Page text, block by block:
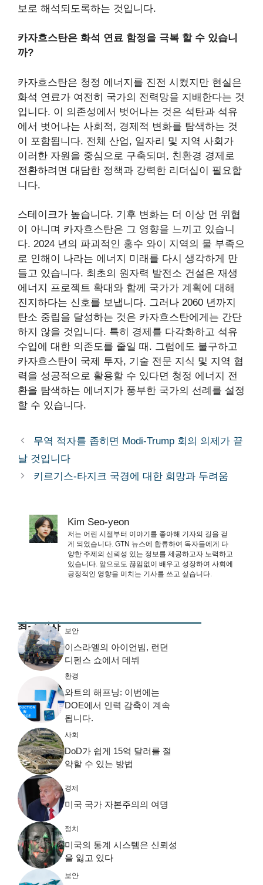
보로 해석되도록하는 것입니다.
카자흐스탄은 화석 연료 함정을 극복 할 수 있습니
까?
카자흐스탄은 청정 에너지를 진전 시켰지만 현실은
화석 연료가 여전히 국가의 전력망을 지배한다는 것
입니다. 이 의존성에서 벗어나는 것은 석탄과 석유
에서 벗어나는 사회적, 경제적 변화를 탐색하는 것
이 포함됩니다. 전체 산업, 일자리 및 지역 사회가
이러한 자원을 중심으로 구축되며, 친환경 경제로
전환하려면 대담한 정책과 강력한 리더십이 필요합
니다.
스테이크가 높습니다. 기후 변화는 더 이상 먼 위협
이 아니며 카자흐스탄은 그 영향을 느끼고 있습니
다. 2024 년의 파괴적인 홍수 와이 지역의 물 부족으
로 인해이 나라는 에너지 미래를 다시 생각하게 만
들고 있습니다. 최초의 원자력 발전소 건설은 재생
에너지 프로젝트 확대와 함께 국가가 계획에 대해
진지하다는 신호를 보냅니다. 그러나 2060 년까지
탄소 중립을 달성하는 것은 카자흐스탄에게는 간단
하지 않을 것입니다. 특히 경제를 다각화하고 석유
수입에 대한 의존도를 줄일 때. 그럼에도 불구하고
카자흐스탄이 국제 투자, 기술 전문 지식 및 지역 협
력을 성공적으로 활용할 수 있다면 청정 에너지 전
환을 탐색하는 에너지가 풍부한 국가의 선례를 설정
할 수 있습니다.
무역 적자를 좁히면 Modi-Trump 회의 의제가 끝
날 것입니다
키르기스-타지크 국경에 대한 희망과 두려움
Kim Seo-yeon
저는 어린 시절부터 이야기를 좋아해 기자의 길을 걷
게 되었습니다. GTN 뉴스에 합류하여 독자들에게 다
양한 주제의 신뢰성 있는 정보를 제공하고자 노력하고
있습니다. 앞으로도 끊임없이 배우고 성장하여 사회에
긍정적인 영향을 미치는 기사를 쓰고 싶습니다.
최근 기사 보안
이스라엘의 아이언빔, 런던
디펜스 쇼에서 데뷔
환경
와트의 해프닝: 이번에는
DOE에서 인력 감축이 계속
됩니다.
사회
DoD가 쉽게 15억 달러를 절
약할 수 있는 방법
경제
미국 국가 자본주의의 여명
정치
미국의 통계 시스템은 신뢰성
을 잃고 있다
보안